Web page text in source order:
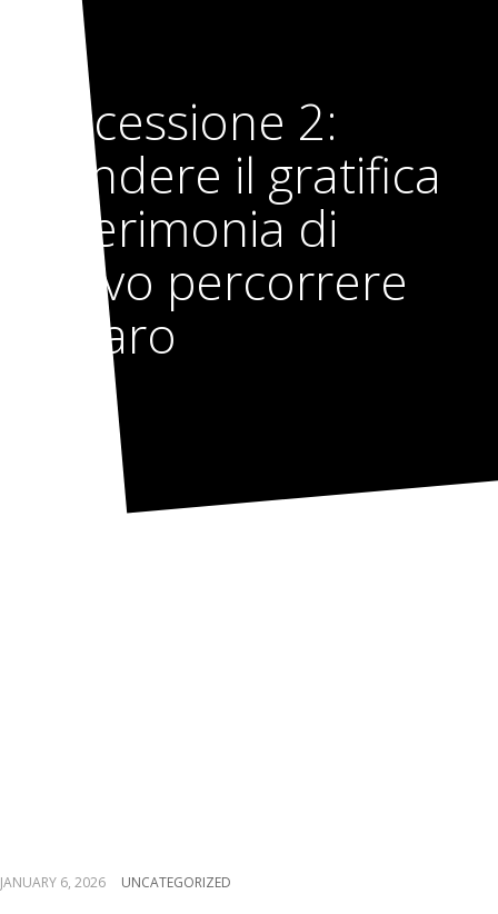
Successione 2:
Prendere il gratifica
di cerimonia di
nuovo percorrere
denaro
JANUARY 6, 2026 UNCATEGORIZED